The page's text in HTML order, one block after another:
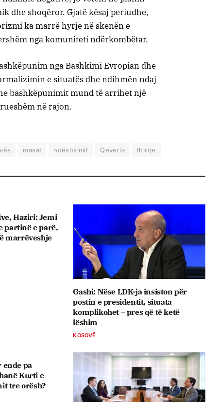
dhe shoqëror. Gjatë kësaj periudhe,
ka marrë hyrje në skenën e
nga komuniteti ndërkombëtar.
nga Bashkimi Evropian dhe
e situatës dhe ndihmën ndaj
bashkëpunimit mund të arrihet një
në rajon.
masat ndëshkimit Qeveria thirrje
​Haziri: Jemi
partinë e parë,
marrëveshje
Gashi: Nëse LDK-ja insiston për
postin e presidentit, situata
komplikohet – pres që të ketë
lëshim
KOSOVË
ende pa
Kurti e
tre orësh?